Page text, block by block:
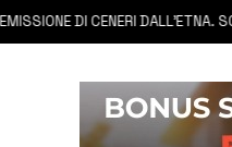
DI CENERI DALL’ETNA.